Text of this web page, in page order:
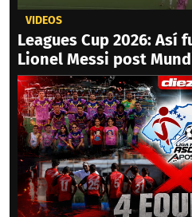
VIDEOS
Leagues Cup 2026: Así
Lionel Messi post